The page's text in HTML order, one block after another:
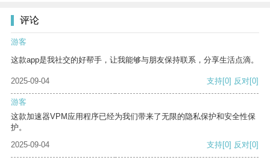
评论
游客
这款app是我社交的好帮手，让我能够与朋友保持联系，分享生活点滴。
2025-09-04 支持[0] 反对[0]
游客
这款加速器VPM应用程序已经为我们带来了无限的隐私保护和安全性保
护。
2025-09-04
支持[0] 反对[0]